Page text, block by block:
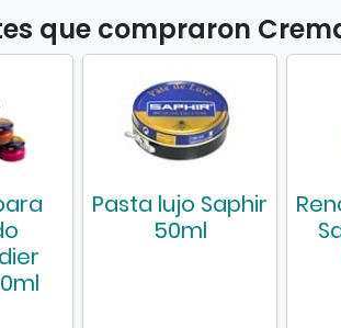
que compraron
Pasta lujo Saphir
50ml